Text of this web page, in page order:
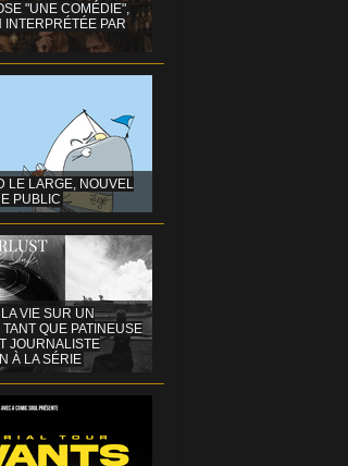
"UNE COMÉDIE",
PAR
LE LARGE, NOUVEL
PUBLIC
VIE SUR UN
QUE PATINEUSE
JOURNALISTE
À LA SÉRIE